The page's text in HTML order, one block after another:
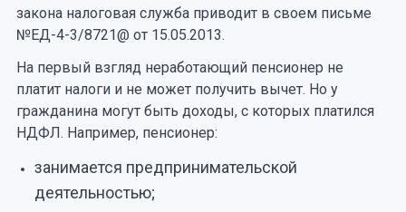
закона налоговая служба приводит в своем письме
№ЕД-4-3/8721@ от 15.05.2013.
На первый взгляд неработающий пенсионер не
платит налоги и не может получить вычет. Но у
гражданина могут быть доходы, с которых платился
НДФЛ. Например, пенсионер:
занимается предпринимательской
деятельностью;